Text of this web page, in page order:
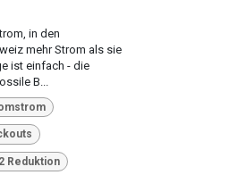
in den
mehr Strom als sie
ist einfach - die
B...
Reduktion